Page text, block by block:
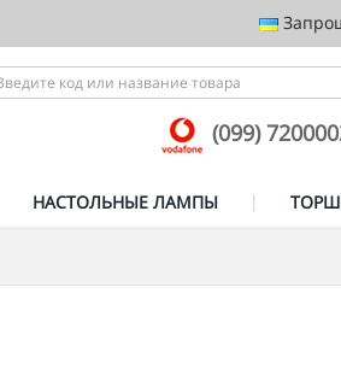
(099)
НАСТОЛЬНЫЕ ЛАМПЫ